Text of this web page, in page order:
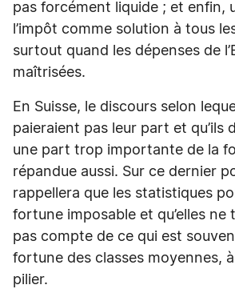
pas forcément liquide ; et enfin,
l’impôt comme solution à tous
surtout quand les dépenses de
maîtrisées.
En Suisse, le discours selon
paieraient pas leur part et qu’ils
une part trop importante de la
répandue aussi. Sur ce dernier
rappellera que les statistiques
fortune imposable et qu’elles ne
pas compte de ce qui est
fortune des classes moyennes,
pilier.